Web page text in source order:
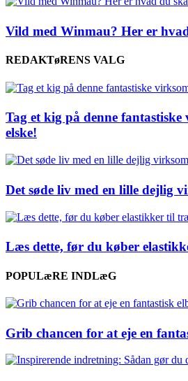
Vild med Winmau? Her er
REDAKTøRENS VALG
Tag et kig på denne
elske!
Det søde liv med en lille dejlig
Læs dette, før du køber
POPULæRE INDLæG
Grib chancen for at eje en